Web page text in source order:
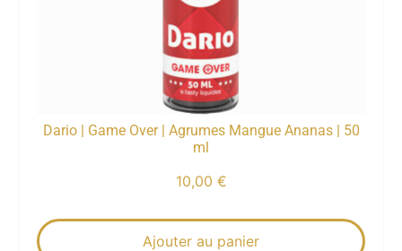
Dario | Game Over | Agrumes Mangue Ananas | 50
ml
10,00 €
Ajouter au panier